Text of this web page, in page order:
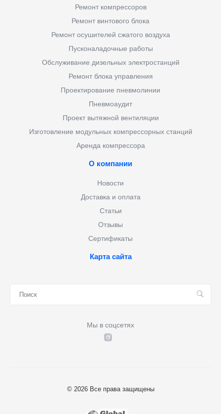
Ремонт компрессоров
Ремонт винтового блока
Ремонт осушителей сжатого воздуха
Пусконаладочные работы
Обслуживание дизельных электростанций
Ремонт блока управления
Проектирование пневмолинии
Пневмоаудит
Проект вытяжной вентиляции
Изготовление модульных компрессорных станций
Аренда компрессора
О компании
Новости
Доставка и оплата
Статьи
Отзывы
Сертификаты
Карта сайта
Мы в соцсетях
© 2026 Все права защищены